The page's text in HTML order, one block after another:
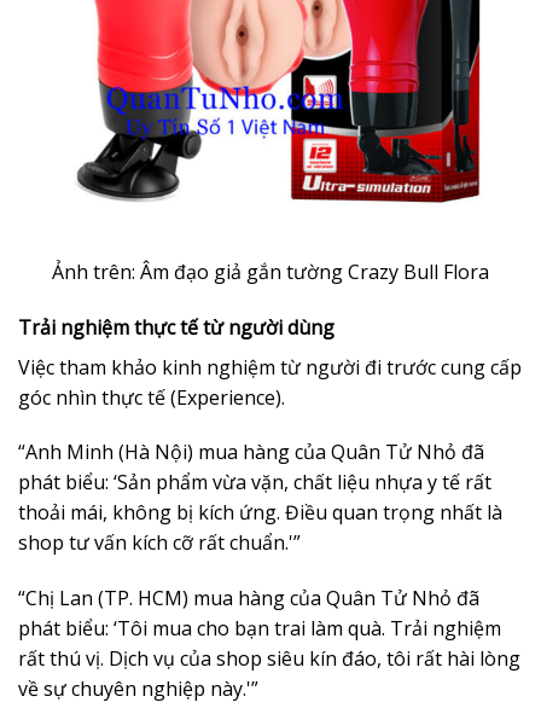
Ảnh trên: Âm đạo giả gắn tường Crazy Bull Flora
Trải nghiệm thực tế từ người dùng
Việc tham khảo kinh nghiệm từ người đi trước cung cấp
góc nhìn thực tế (Experience).
“Anh Minh (Hà Nội) mua hàng của Quân Tử Nhỏ đã
phát biểu: ‘Sản phẩm vừa vặn, chất liệu nhựa y tế rất
thoải mái, không bị kích ứng. Điều quan trọng nhất là
shop tư vấn kích cỡ rất chuẩn.'”
“Chị Lan (TP. HCM) mua hàng của Quân Tử Nhỏ đã
phát biểu: ‘Tôi mua cho bạn trai làm quà. Trải nghiệm
rất thú vị. Dịch vụ của shop siêu kín đáo, tôi rất hài lòng
về sự chuyên nghiệp này.'”